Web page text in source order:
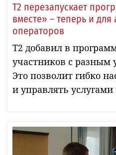
Т2 перезапускает
вместе» – теперь и для
операторов
Т2 добавил в
участников с разным
Это позволит гибко
и управлять